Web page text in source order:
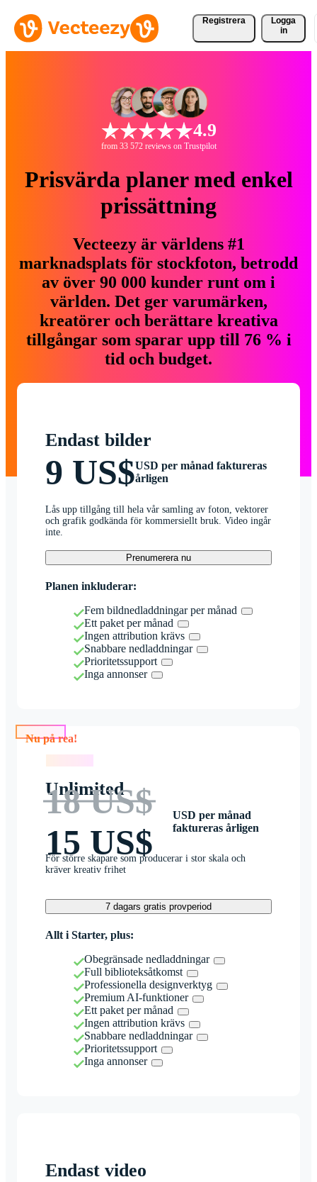
Registrera
Logga
in
4.9
from 33 572 reviews on Trustpilot
Prisvärda planer med enkel
prissättning
Vecteezy är världens #1
marknadsplats för stockfoton, betrodd
av över 90 000 kunder runt om i
världen. Det ger varumärken,
kreatörer och berättare kreativa
tillgångar som sparar upp till 76 % i
tid och budget.
Endast bilder
9 US$USD per månad faktureras
årligen
Lås upp tillgång till hela vår samling av foton, vektorer
och grafik godkända för kommersiellt bruk. Video ingår
inte.
Prenumerera nu
Planen inkluderar:
Fem bildnedladdningar per månad
Ett paket per månad
Ingen attribution krävs
Snabbare nedladdningar
Prioritetssupport
Inga annonser
Nu på rea!
Unlimited
18 US$
15 US$
USD per månad
faktureras årligen
För större skapare som producerar i stor skala och
kräver kreativ frihet
7 dagars gratis provperiod
Allt i Starter, plus:
Obegränsade nedladdningar
Full biblioteksåtkomst
Professionella designverktyg
Premium AI-funktioner
Ett paket per månad
Ingen attribution krävs
Snabbare nedladdningar
Prioritetssupport
Inga annonser
Endast video